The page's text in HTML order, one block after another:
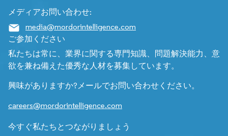
メディアお問い合わせ:
media@mordorintelligence.com
ご参加ください
私たちは常に、業界に関する専門知識、問題解決能力、意
欲を兼ね備えた優秀な人材を募集しています。
興味がありますか?メールでお問い合わせください。
careers@mordorintelligence.com
今すぐ私たちとつながりましょう